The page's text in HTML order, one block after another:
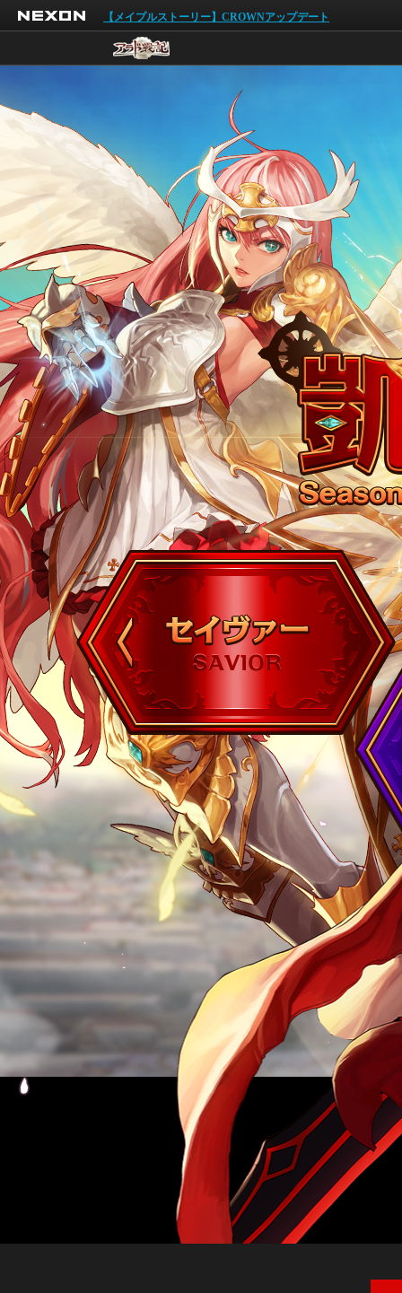
NEXON
【メイプルストーリー】CROWNアップデート
ー